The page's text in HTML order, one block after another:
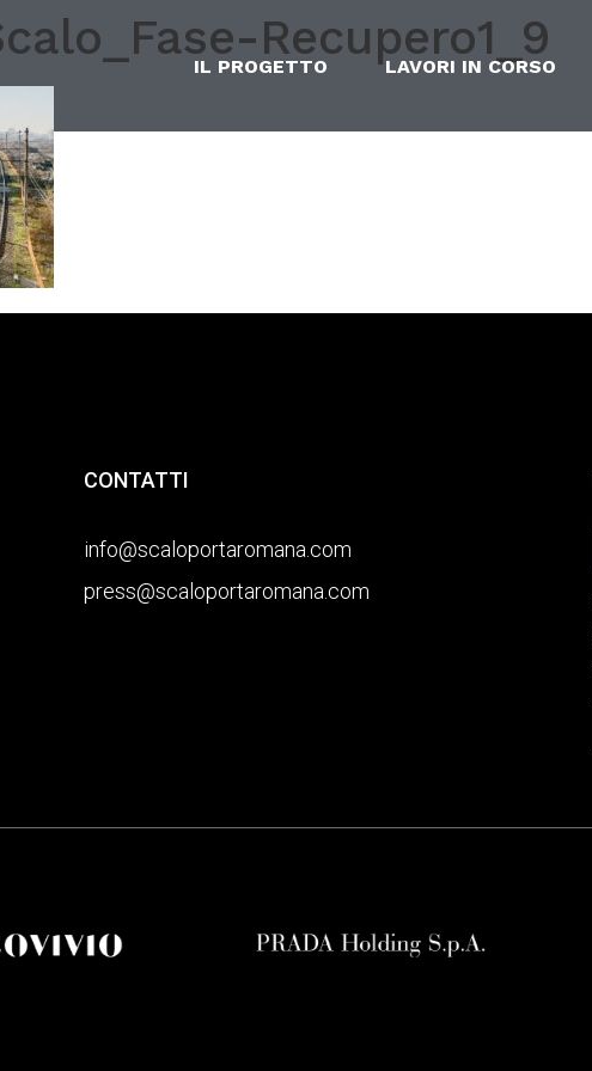
IL PROGETTO LAVORI IN CORSO
Recupero1_9
CONTATTI
info@scaloportaromana.com
press@scaloportaromana.com